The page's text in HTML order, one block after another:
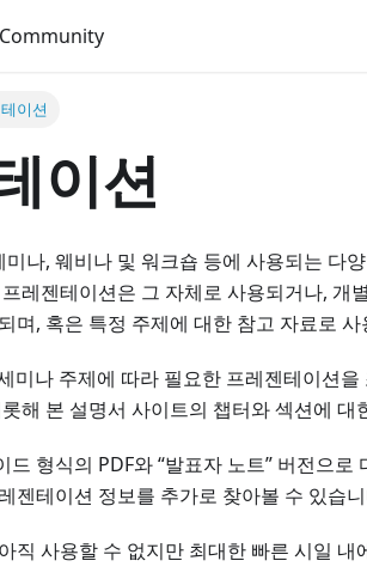
Community
이션
이션
나, 웨비나 및 워크숍 등에 사용되는 다
레젠테이션은 그 자체로 사용되거나, 개
며, 혹은 특정 주제에 대한 참고 자료로
미나 주제에 따라 필요한 프레젠테이션
해 본 설명서 사이트의 챕터와 섹션에 대
드 형식의 PDF와 “발표자 노트” 버전으
젠테이션 정보를 추가로 찾아볼 수 있습
직 사용할 수 없지만 최대한 빠른 시일 내